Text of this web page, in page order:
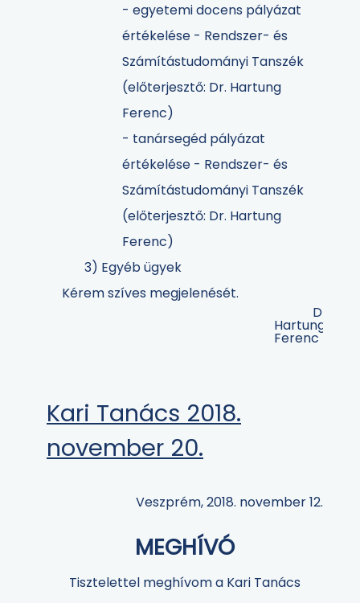
- egyetemi docens pályázat
értékelése - Rendszer- és
Számítástudományi Tanszék
(előterjesztő: Dr. Hartung
Ferenc)
- tanársegéd pályázat
értékelése - Rendszer- és
Számítástudományi Tanszék
(előterjesztő: Dr. Hartung
Ferenc)
3) Egyéb ügyek
Kérem szíves megjelenését.
Dr.
Hartung
Ferenc
Kari Tanács 2018.
november 20.
Veszprém, 2018. november 12.
MEGHÍVÓ
Tisztelettel meghívom a Kari Tanács